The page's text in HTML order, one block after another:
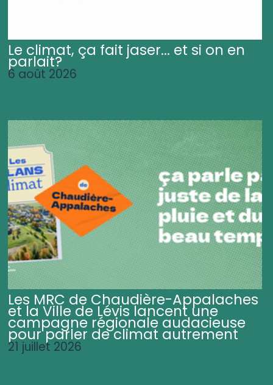
Le climat, ça fait jaser... et si on en
parlait?
6 août 2026
Les MRC de Chaudière-Appalaches
et la Ville de Lévis lancent une
campagne régionale audacieuse
pour parler de climat autrement
21 juillet 2026